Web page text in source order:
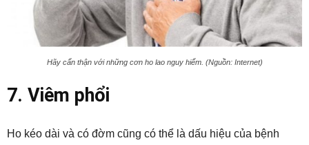
Hãy cẩn thận với những cơn ho lao nguy hiểm. (Nguồn: Internet)
7. Viêm phổi
Ho kéo dài và có đờm cũng có thể là dấu hiệu của bệnh